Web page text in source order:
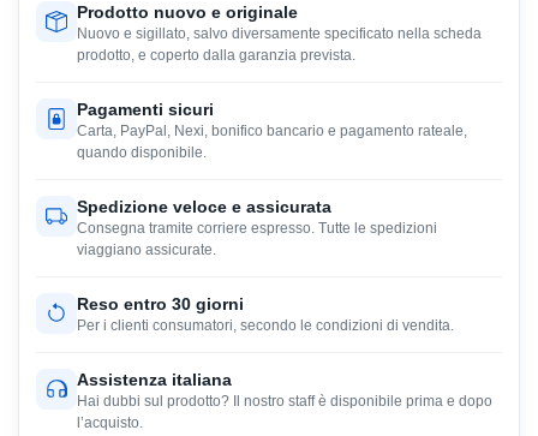
Prodotto nuovo e originale
Nuovo e sigillato, salvo diversamente specificato nella scheda
prodotto, e coperto dalla garanzia prevista.
Pagamenti sicuri
Carta, PayPal, Nexi, bonifico bancario e pagamento rateale,
quando disponibile.
Spedizione veloce e assicurata
Consegna tramite corriere espresso. Tutte le spedizioni
viaggiano assicurate.
Reso entro 30 giorni
Per i clienti consumatori, secondo le condizioni di vendita.
Assistenza italiana
Hai dubbi sul prodotto? Il nostro staff è disponibile prima e dopo
l’acquisto.